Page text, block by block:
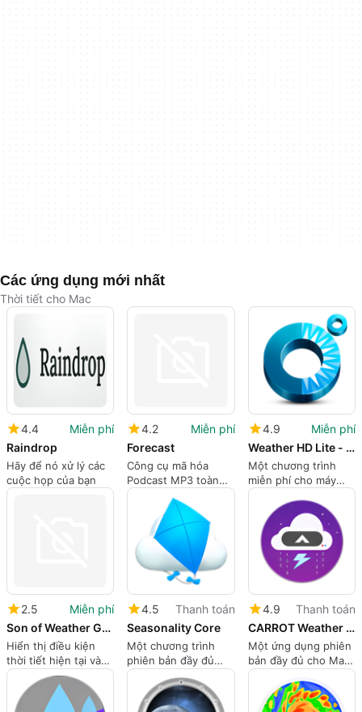
Các ứng dụng mới nhất
Thời tiết cho Mac
4.4
Miễn phí
Raindrop
Hãy để nó xử lý các
cuộc họp của bạn
4.2
Miễn phí
Forecast
Công cụ mã hóa
Podcast MP3 toàn
diện
4.9
Miễn phí
Weather HD Lite - by Clear Day
Một chương trình
miễn phí cho máy
tính Mac.
2.5
Miễn phí
Son of Weather Grok
Hiển thị điều kiện
thời tiết hiện tại và
dự báo trên bàn làm
việc
4.5
Thanh toán
Seasonality Core
Một chương trình
phiên bản đầy đủ
cho mac, của
Gaucho Software
LLC.
4.9
Thanh toán
CARROT Weather - Talking Forecast Robot
Một ứng dụng phiên
bản đầy đủ cho Mac,
bởi Grailr LLC.